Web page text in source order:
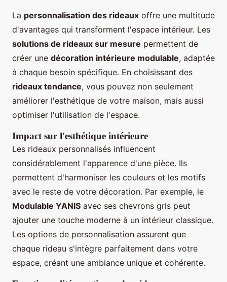
La personnalisation des rideaux offre une multitude
d'avantages qui transforment l'espace intérieur. Les
solutions de rideaux sur mesure permettent de
créer une décoration intérieure modulable, adaptée
à chaque besoin spécifique. En choisissant des
rideaux tendance, vous pouvez non seulement
améliorer l'esthétique de votre maison, mais aussi
optimiser l'utilisation de l'espace.
Impact sur l'esthétique intérieure
Les rideaux personnalisés influencent
considérablement l'apparence d'une pièce. Ils
permettent d'harmoniser les couleurs et les motifs
avec le reste de votre décoration. Par exemple, le
Modulable YANIS avec ses chevrons gris peut
ajouter une touche moderne à un intérieur classique.
Les options de personnalisation assurent que
chaque rideau s'intègre parfaitement dans votre
espace, créant une ambiance unique et cohérente.